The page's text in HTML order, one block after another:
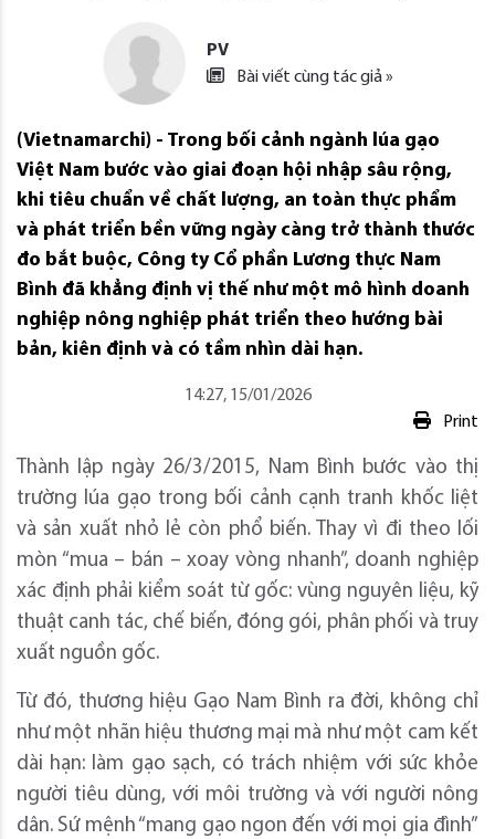
PV
Bài viết cùng tác giả »
(Vietnamarchi) - Trong bối cảnh ngành lúa gạo
Việt Nam bước vào giai đoạn hội nhập sâu rộng,
khi tiêu chuẩn về chất lượng, an toàn thực phẩm
và phát triển bền vững ngày càng trở thành thước
đo bắt buộc, Công ty Cổ phần Lương thực Nam
Bình đã khẳng định vị thế như một mô hình doanh
nghiệp nông nghiệp phát triển theo hướng bài
bản, kiên định và có tầm nhìn dài hạn.
14:27, 15/01/2026
Print
Thành lập ngày 26/3/2015, Nam Bình bước vào thị
trường lúa gạo trong bối cảnh cạnh tranh khốc liệt
và sản xuất nhỏ lẻ còn phổ biến. Thay vì đi theo lối
mòn “mua – bán – xoay vòng nhanh”, doanh nghiệp
xác định phải kiểm soát từ gốc: vùng nguyên liệu, kỹ
thuật canh tác, chế biến, đóng gói, phân phối và truy
xuất nguồn gốc.
Từ đó, thương hiệu Gạo Nam Bình ra đời, không chỉ
như một nhãn hiệu thương mại mà như một cam kết
dài hạn: làm gạo sạch, có trách nhiệm với sức khỏe
người tiêu dùng, với môi trường và với người nông
dân. Sứ mệnh “mang gạo ngon đến với mọi gia đình”